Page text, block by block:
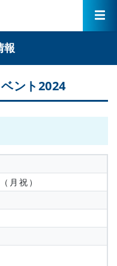
報
ント2024
月祝）